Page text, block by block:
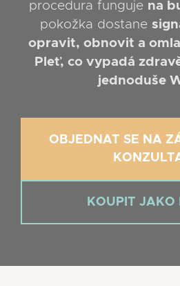
procedura funguje na
pokožka dostane
opravit, obnovit a
Pleť, co vypadá
jednoduše
OBJEDNAT SE NA
KOUPIT JAKO